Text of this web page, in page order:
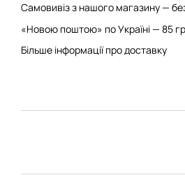
Самовивіз з нашого магазину —
«Новою поштою» по Україні — 85
Більше інформації про доставку